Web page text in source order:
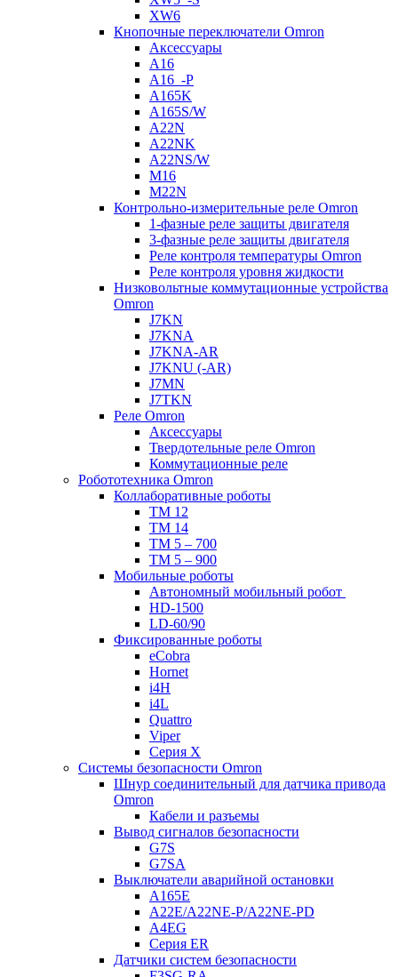
XW6
Кнопочные переключатели Omron
Аксессуары
A16
A16_-P
A165K
A165S/W
A22N
A22NK
A22NS/W
M16
M22N
Контрольно-измерительные реле Omron
1-фазные реле защиты двигателя
3-фазные реле защиты двигателя
Реле контроля температуры Omron
Реле контроля уровня жидкости
Низковольтные коммутационные устройства
Omron
J7KN
J7KNA
J7KNA-AR
J7KNU (-AR)
J7MN
J7TKN
Реле Omron
Аксессуары
Твердотельные реле Omron
Коммутационные реле
Робототехника Omron
Коллаборативные роботы
TM 12
TM 14
TM 5 – 700
TM 5 – 900
Мобильные роботы
Автономный мобильный робот
HD-1500
LD-60/90
Фиксированные роботы
eCobra
Hornet
i4H
i4L
Quattro
Viper
Серия X
Системы безопасности Omron
Шнур соединительный для датчика привода
Omron
Кабели и разъемы
Вывод сигналов безопасности
G7S
G7SA
Выключатели аварийной остановки
A165E
A22E/A22NE-P/A22NE-PD
A4EG
Серия ER
Датчики систем безопасности